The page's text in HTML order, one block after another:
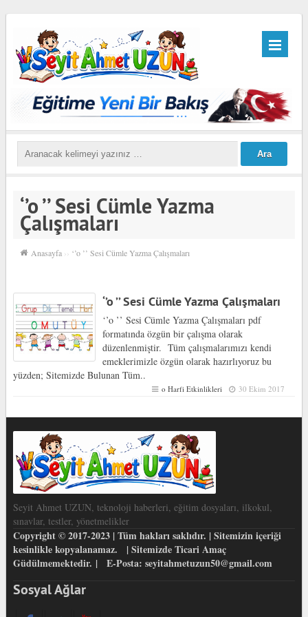
‘’o ’’ Sesi Cümle Yazma
Çalışmaları
Anasayfa ›› ‘’o ’’ Sesi Cümle Yazma Çalışmaları
‘’o ’’ Sesi Cümle Yazma Çalışmaları
‘’o ’’ Sesi Cümle Yazma Çalışmaları pdf
formatında özgün bir çalışma olarak
düzenlenmiştir. Tüm çalışmalarımızı kendi
emeklerimizle özgün olarak hazırlıyoruz bu
yüzden; Sitemizde Bulunan Tüm..
o Harfi Etkinlikleri 30 Ekim 2017
Seyit Ahmet UZUN, teknoloji haberleri, eğitim dosyaları, ilkokul,
sınavlar, testler, yönetmelikler
Copyright © 2017-2023 | Tüm hakları saklıdır. | Sitemizin içeriği
kesinlikle kopyalanamaz. | Sitemizde Ticari Amaç
Güdülmemektedir. | E-Posta: seyitahmetuzun50@gmail.com
Sosyal Ağlar